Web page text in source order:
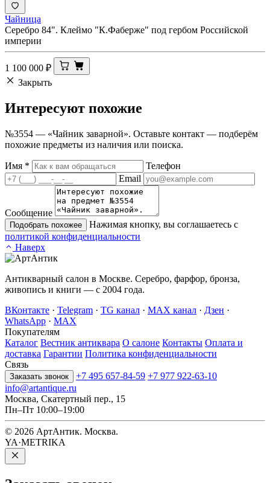
Чайница
Серебро 84". Клеймо "К.Фаберже" под гербом Российской
империи
1 100 000 ₽
Закрыть
Интересуют похожие
№3554 — «Чайник заварной». Оставьте контакт — подберём
похожие предметы из наличия или поиска.
Имя *
Телефон
Email
Сообщение
Подобрать похожее
Нажимая кнопку, вы соглашаетесь с
политикой конфиденциальности
Наверх
Антикварный салон в Москве. Серебро, фарфор, бронза,
живопись и книги — с 2004 года.
ВКонтакте · Telegram · TG канал · MAX канал · Дзен ·
WhatsApp · MAX
Покупателям
Каталог Вестник антиквара О салоне Контакты Оплата и
доставка Гарантии Политика конфиденциальности
Связь
Заказать звонок +7 495 657-84-59 +7 977 922-63-10
info@artantique.ru
Москва, Скатертный пер., 15
Пн–Пт 10:00–19:00
© 2026 АртАнтик. Москва.
YA·METRIKA